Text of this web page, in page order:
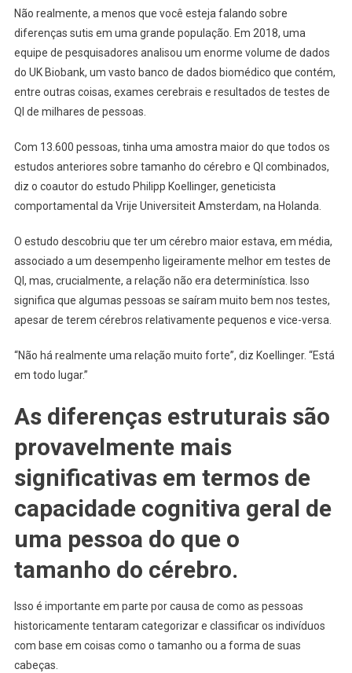
Não realmente, a menos que você esteja falando sobre
diferenças sutis em uma grande população. Em 2018, uma
equipe de pesquisadores analisou um enorme volume de dados
do UK Biobank, um vasto banco de dados biomédico que contém,
entre outras coisas, exames cerebrais e resultados de testes de
QI de milhares de pessoas.
Com 13.600 pessoas, tinha uma amostra maior do que todos os
estudos anteriores sobre tamanho do cérebro e QI combinados,
diz o coautor do estudo Philipp Koellinger, geneticista
comportamental da Vrije Universiteit Amsterdam, na Holanda.
O estudo descobriu que ter um cérebro maior estava, em média,
associado a um desempenho ligeiramente melhor em testes de
QI, mas, crucialmente, a relação não era determinística. Isso
significa que algumas pessoas se saíram muito bem nos testes,
apesar de terem cérebros relativamente pequenos e vice-versa.
“Não há realmente uma relação muito forte”, diz Koellinger. “Está
em todo lugar.”
As diferenças estruturais são
provavelmente mais
significativas em termos de
capacidade cognitiva geral de
uma pessoa do que o
tamanho do cérebro.
Isso é importante em parte por causa de como as pessoas
historicamente tentaram categorizar e classificar os indivíduos
com base em coisas como o tamanho ou a forma de suas
cabeças.